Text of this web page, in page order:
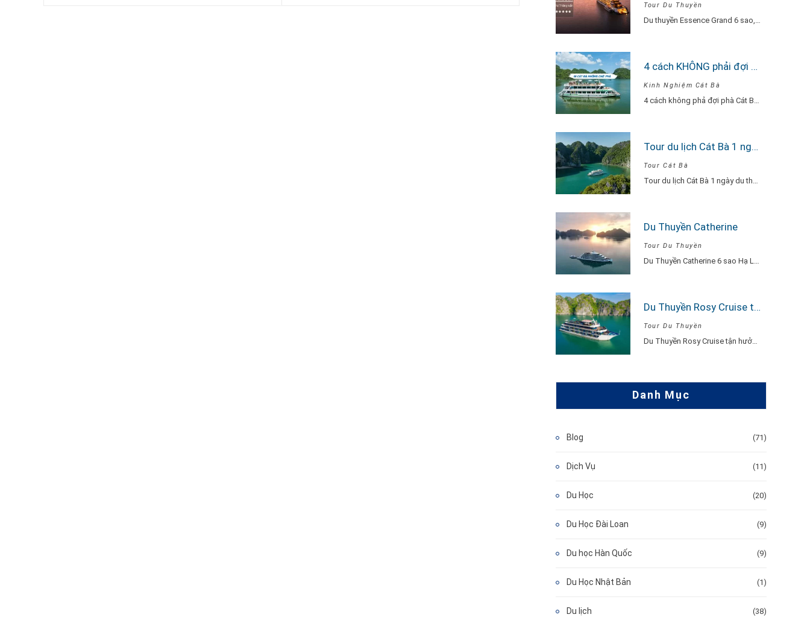
Tour Du Thuyền
4 cách KHÔNG phải đợi Phà Cát Bà
Kinh Nghiệm Cát Bà
Tour du lịch Cát Bà 1 ngày từ Hà Nội Du Thuyền Serenity Explore
Tour Cát Bà
Du Thuyền Catherine
Tour Du Thuyền
Du Thuyền Rosy Cruise tour 2 ngày 1 đêm
Tour Du Thuyền
Danh Mục
Blog (71)
Dịch Vụ (11)
Du Học (20)
Du Học Đài Loan (9)
Du học Hàn Quốc (9)
Du Học Nhật Bản (1)
Du lịch (38)